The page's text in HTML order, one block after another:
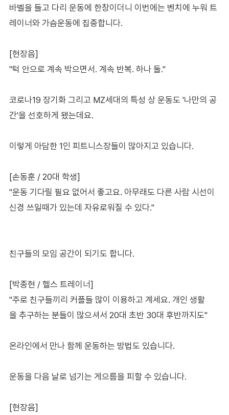
바벨을 들고 다리 운동에 한창이더니 이번에는 벤치에 누워 트
레이너와 가슴운동에 집중합니다.
[현장음]
"턱 안으로 계속 박으면서. 계속 반복. 하나 둘."
코로나19 장기화 그리고 MZ세대의 특성 상 운동도 '나만의 공
간'을 선호하게 됐는데요.
이렇게 아담한 1인 피트니스장들이 많아지고 있습니다.
[손동훈 / 20대 학생]
"운동 기다릴 필요 없어서 좋고요. 아무래도 다른 사람 시선이
신경 쓰일때가 있는데 자유로워질 수 있다."
친구들의 모임 공간이 되기도 합니다.
[박종현 / 헬스 트레이너]
"주로 친구들끼리 커플들 많이 이용하고 계세요. 개인 생활
을 추구하는 분들이 많으셔서 20대 초반 30대 후반까지도"
온라인에서 만나 함께 운동하는 방법도 있습니다.
운동을 다음 날로 넘기는 게으름을 피할 수 있습니다.
[현장음]